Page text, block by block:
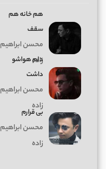
هم خانه هم
سقف
محسن ابراهیم
زاده
دلم هواشو
داشت
محسن ابراهیم
زاده
بی قرارم
محسن ابراهیم
زاده